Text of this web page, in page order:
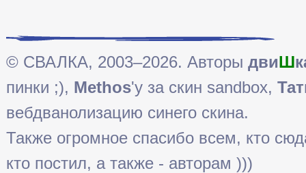
© СВАЛКА, 2003–2026. Авторы двиШ
пинки ;), Methos'у за скин sandbox,
вебдванолизацию синего скина.
Также огромное спасибо всем, кто
кто постил, а также - авторам )))